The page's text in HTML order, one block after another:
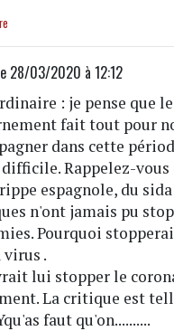
28/03/2020 à 12:12
: je pense que le
fait tout pour
dans cette
Rappelez-vous
espagnole, du sida
n'ont jamais pu
Pourquoi
virus .
lui stopper le
La critique est
faut qu'on..........